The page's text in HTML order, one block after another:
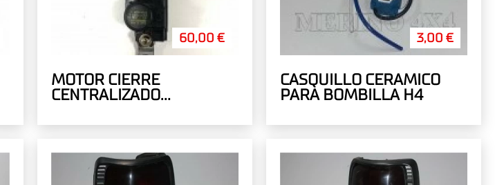
60,00 €
MOTOR CIERRE
CENTRALIZADO
3,00 €
CASQUILLO CERAMICO
PARA BOMBILLA H4